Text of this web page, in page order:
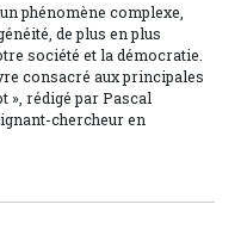
phénomène complexe,
de plus en plus
société et la démocratie.
consacré aux principales
», rédigé par Pascal
chercheur en